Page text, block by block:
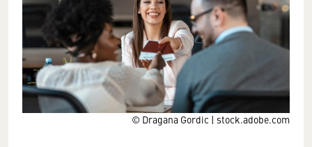
© Dragana Gordic | stock.adobe.com